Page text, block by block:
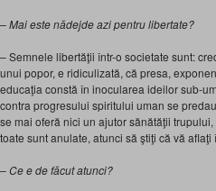
– Mai este nădejde azi pentru libertate?
– Semnele libertăţii într-o societate sunt:
unui popor, e ridiculizată, că presa,
educaţia constă în inocularea ideilor sub-
contra progresului spiritului uman se
se mai oferă nici un ajutor sănătăţii
toate sunt anulate, atunci să ştiţi că vă
– Ce e de făcut atunci?